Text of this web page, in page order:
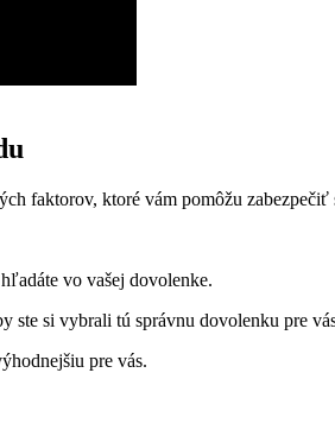
faktorov, ktoré vám pomôžu
vo vašej dovolenke.
ste si vybrali tú správnu dovolenku pre
pre vás.